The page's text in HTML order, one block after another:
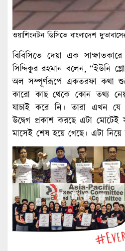
ওয়াশিংনটন ডিসিতে বাংলাদেশ
বিবিসিতে দেয়া এক
সিদ্দিকুর রহমান বলেন, “ইউনি
অল সম্পূর্ণরূপে একতরফা কথা
কারো কাছ থেকে কোন তথ্য
যাচাই করে নি। তারা এখন যে
উদ্বেগ প্রকাশ করছে এটা মোটেই
মাসেই শেষ হয়ে গেছে। এটা